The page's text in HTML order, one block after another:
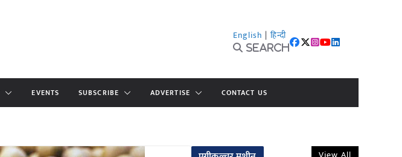
English | हिन्दी
Search
EVENTS SUBSCRIBE ADVERTISE CONTACT US